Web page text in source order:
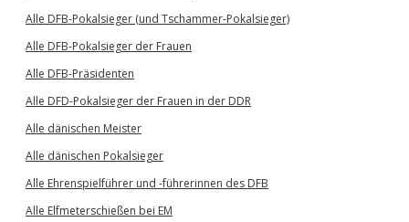
Alle DFB-Pokalsieger (und Tschammer-Pokalsieger)
Alle DFB-Pokalsieger der Frauen
Alle DFB-Präsidenten
Alle DFD-Pokalsieger der Frauen in der DDR
Alle dänischen Meister
Alle dänischen Pokalsieger
Alle Ehrenspielführer und -führerinnen des DFB
Alle Elfmeterschießen bei EM